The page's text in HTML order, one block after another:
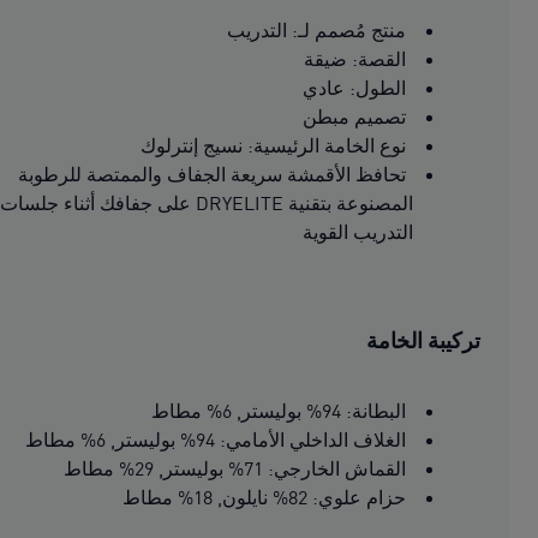
منتج مُصمم لـ: التدريب
القصة: ضيقة
الطول: عادي
تصميم مبطن
نوع الخامة الرئيسية: نسيج إنترلوك
تحافظ الأقمشة سريعة الجفاف والممتصة للرطوبة
المصنوعة بتقنية DRYELITE على جفافك أثناء جلسات
التدريب القوية
تركيبة الخامة
البطانة: 94% بوليستر, 6% مطاط
الغلاف الداخلي الأمامي: 94% بوليستر, 6% مطاط
القماش الخارجي: 71% بوليستر, 29% مطاط
حزام علوي: 82% نايلون, 18% مطاط